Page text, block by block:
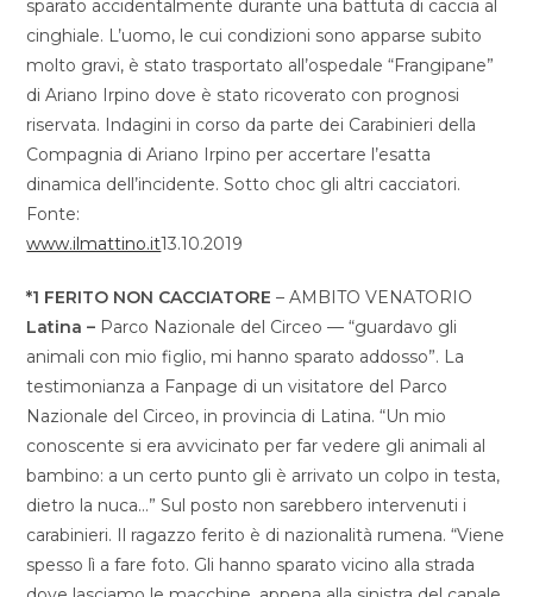
sparato accidentalmente durante una battuta di caccia al
cinghiale. L’uomo, le cui condizioni sono apparse subito
molto gravi, è stato trasportato all’ospedale “Frangipane”
di Ariano Irpino dove è stato ricoverato con prognosi
riservata. Indagini in corso da parte dei Carabinieri della
Compagnia di Ariano Irpino per accertare l’esatta
dinamica dell’incidente. Sotto choc gli altri cacciatori.
Fonte:
www.ilmattino.it13.10.2019
*1 FERITO NON CACCIATORE– AMBITO VENATORIO
Latina – Parco Nazionale del Circeo — “guardavo gli
animali con mio figlio, mi hanno sparato addosso”. La
testimonianza a Fanpage di un visitatore del Parco
Nazionale del Circeo, in provincia di Latina. “Un mio
conoscente si era avvicinato per far vedere gli animali al
bambino: a un certo punto gli è arrivato un colpo in testa,
dietro la nuca…” Sul posto non sarebbero intervenuti i
carabinieri. Il ragazzo ferito è di nazionalità rumena. “Viene
spesso lì a fare foto. Gli hanno sparato vicino alla strada